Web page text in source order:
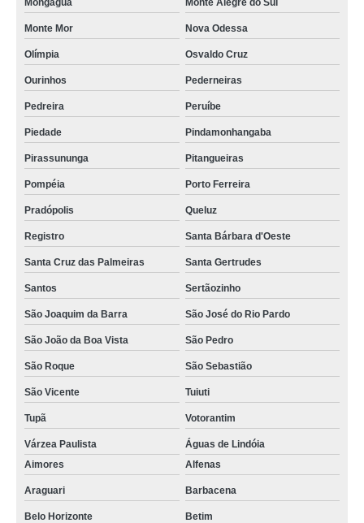
Mongaguá Monte Alegre do Sul
Monte Mor Nova Odessa
Olímpia Osvaldo Cruz
Ourinhos Pederneiras
Pedreira Peruíbe
Piedade Pindamonhangaba
Pirassununga Pitangueiras
Pompéia Porto Ferreira
Pradópolis Queluz
Registro Santa Bárbara d'Oeste
Santa Cruz das Palmeiras Santa Gertrudes
Santos Sertãozinho
São Joaquim da Barra São José do Rio Pardo
São João da Boa Vista São Pedro
São Roque São Sebastião
São Vicente Tuiuti
Tupã Votorantim
Várzea Paulista
Águas de Lindóia
Aimores
Alfenas
Araguari Barbacena
Belo Horizonte Betim